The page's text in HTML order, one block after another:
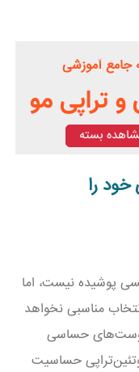
جامع آموزشی
و تراپی مو
بسته
خود را
پوشیده نیست، اما
مناسبی نخواهد
پوست‌های حساسی
حساسیت